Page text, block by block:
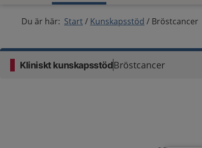
Du är här: Start Kunskapsstöd Bröstcancer
Kliniskt kunskapsstödBröstcancer